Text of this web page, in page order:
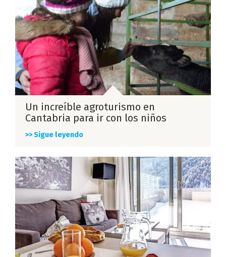
Un increíble agroturismo en
Cantabria para ir con los niños
>> Sigue leyendo